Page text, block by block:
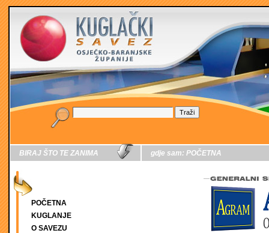
BIRAJ ŠTO TE ZANIMA
POČETNA
KUGLANJE
O SAVEZU
gdje sam: POČETNA